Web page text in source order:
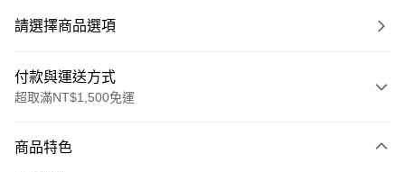
請選擇商品選項
付款與運送方式
超取滿NT$1,500免運
信用卡一次付款
商品特色